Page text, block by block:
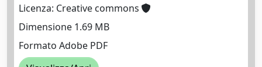
Licenza: Creative commons
Dimensione 1.69 MB
Formato Adobe PDF